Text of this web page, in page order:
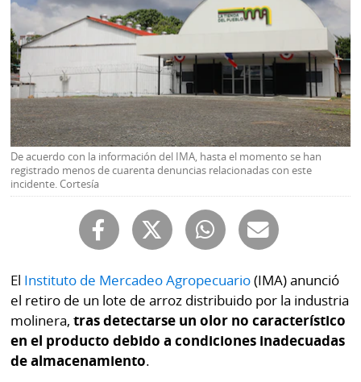
Ponle
Firma
Fe
de
erratas
Historias
SERVICIOS
E-
Buscador
Comunicados
Catálogos
Lotería
Contenido
de
marcas
Temas
Autores
De acuerdo con la información del IMA, hasta el momento se han
registrado menos de cuarenta denuncias relacionadas con este
incidente. Cortesía
El Instituto de Mercadeo Agropecuario(IMA) anunció
el retiro de un lote de arroz distribuido por la industria
molinera,tras detectarse un olor no característico
en el producto debido a condiciones inadecuadas
de almacenamiento.